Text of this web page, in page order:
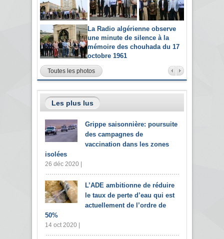
La Radio algérienne observe
une minute de silence à la
mémoire des chouhada du 17
octobre 1961
Toutes les photos
Les plus lus
Grippe saisonnière: poursuite
des campagnes de
vaccination dans les zones
isolées
26 déc 2020 |
L’ADE ambitionne de réduire
le taux de perte d’eau qui est
actuellement de l’ordre de
50%
14 oct 2020 |